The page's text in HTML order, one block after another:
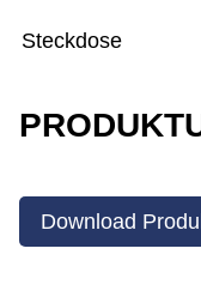
Steckdose
Download